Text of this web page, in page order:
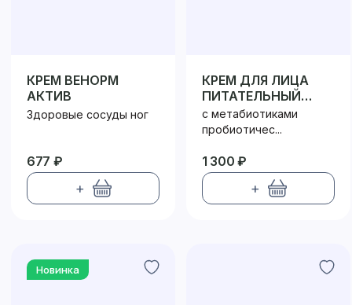
КРЕМ ВЕНОРМ
АКТИВ
Здоровые сосуды ног
677 ₽
+
КРЕМ ДЛЯ ЛИЦА
ПИТАТЕЛЬНЫЙ
ПРОБИОТИК /
PROBIOTIC
с метабиотиками
пробиотичес...
1 300 ₽
+
Новинка